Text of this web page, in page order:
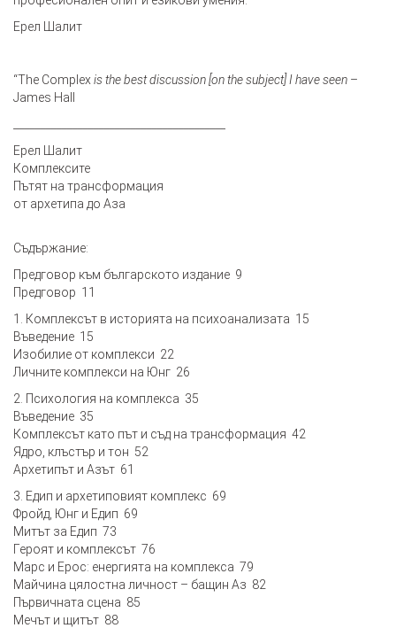
Ерел Шалит
“The Complex is the best discussion [on the subject] I have seen –
James Hall
Ерел Шалит
Комплексите
Пътят на трансформация
от архетипа до Аза
Съдържание:
Предговор към българското издание 9
Предговор 11
1. Комплексът в историята на психоанализата 15
Въведение 15
Изобилие от комплекси 22
Личните комплекси на Юнг 26
2. Психология на комплекса 35
Въведение 35
Комплексът като път и съд на трансформация 42
Ядро, клъстър и тон 52
Архетипът и Азът 61
3. Едип и архетиповият комплекс 69
Фройд, Юнг и Едип 69
Митът за Едип 73
Героят и комплексът 76
Марс и Ерос: енергията на комплекса 79
Майчина цялостна личност – бащин Аз 82
Първичната сцена 85
Мечът и щитът 88